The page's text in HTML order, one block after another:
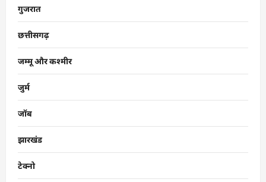
गुजरात
छत्तीसगढ़
जम्मू और कश्मीर
जुर्म
जॉब
झारखंड
टेक्नो